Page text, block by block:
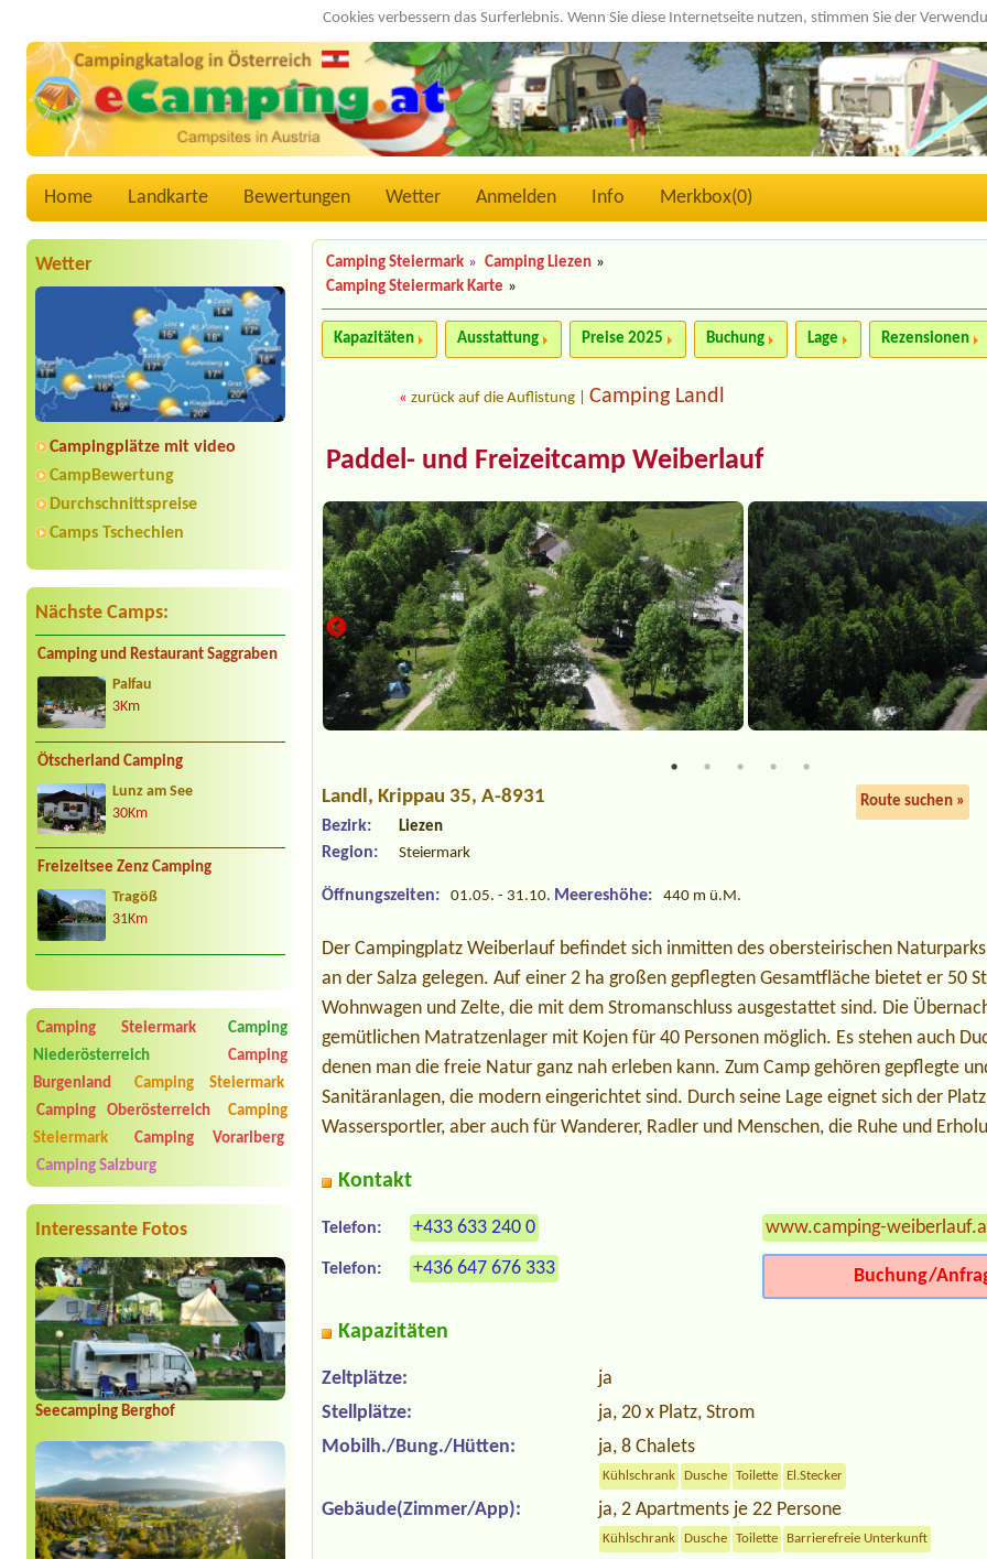
Cookies verbessern das Surferlebnis. Wenn Sie diese Internetseite nutzen, stimmen Sie der
Home Landkarte Bewertungen Wetter Anmelden Info Merkbox(0)
Wetter
Campingplätze mit video
CampBewertung
Durchschnittspreise
Camps Tschechien
Nächste Camps:
Camping und Restaurant Saggraben
Palfau
3Km
Ötscherland Camping
Lunz am See
30Km
Freizeitsee Zenz Camping
Tragöß
31Km
Camping Steiermark
Camping
Niederösterreich
Camping
Burgenland
Camping Steiermark
Camping Oberösterreich
Camping
Steiermark
Camping Vorarlberg
Camping Salzburg
Interessante Fotos
Seecamping Berghof
Camping Steiermark » Camping Liezen »
Camping Steiermark Karte »
Kapazitäten Ausstattung Preise 2025 Buchung Lage Rezensionen
«zurück auf die Auflistung |Camping Landl
Paddel- und Freizeitcamp Weiberlauf
Landl, Krippau 35, A-8931 Route suchen »
Bezirk: Liezen
Region: Steiermark
Öffnungszeiten: 01.05. - 31.10. Meereshöhe: 440 m ü.M.
Der Campingplatz Weiberlauf befindet sich inmitten des obersteirischen
an der Salza gelegen. Auf einer 2 ha großen gepflegten Gesamtfläche bietet er 50
Wohnwagen und Zelte, die mit dem Stromanschluss ausgestattet sind. Die
gemütlichen Matratzenlager mit Kojen für 40 Personen möglich. Es stehen auch
denen man die freie Natur ganz nah erleben kann. Zum Camp gehören gepflegte
Sanitäranlagen, die modern eingerichtet sind. Durch seine Lage eignet sich der
Wassersportler, aber auch für Wanderer, Radler und Menschen, die Ruhe und
Kontakt
Telefon: +433 633 240 0
Telefon: +436 647 676 333
www.camping-
Buchung/
Kapazitäten
Zeltplätze:
ja
Stellplätze:
ja, 20 x Platz, Strom
Mobilh./Bung./Hütten:
ja, 8 Chalets
Kühlschrank Dusche Toilette El.Stecker
Gebäude(Zimmer/App): ja, 2 Apartments je 22 Persone
Kühlschrank Dusche Toilette Barrierefreie Unterkunft